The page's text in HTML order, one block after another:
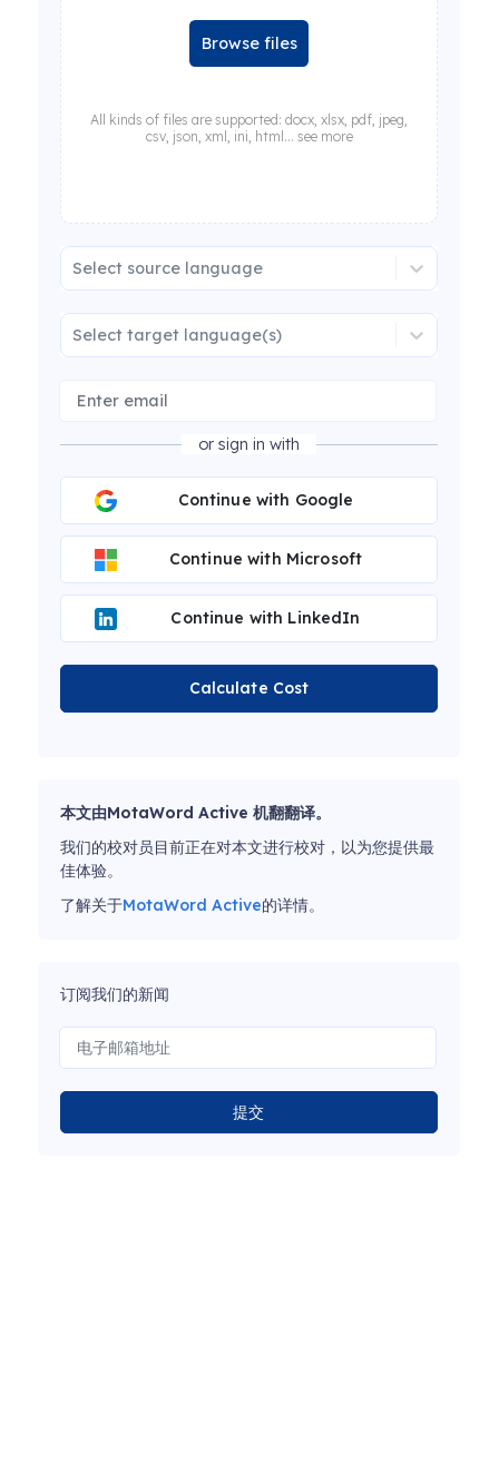
Browse files
All kinds of files are supported: docx, xlsx, pdf, jpeg,
csv, json, xml, ini, html... see more
Select source language
Select target language(s)
or sign in with
Continue with Google
Continue with Microsoft
Continue with LinkedIn
Calculate Cost
本文由MotaWord Active 机翻翻译。
我们的校对员目前正在对本文进行校对，以为您提供最
佳体验。
了解关于MotaWord Active的详情。
订阅我们的新闻
提交